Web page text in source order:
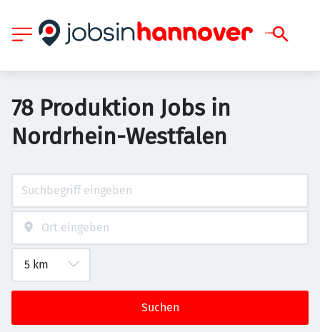
78 Produktion Jobs in
Nordrhein-Westfalen
Suchen